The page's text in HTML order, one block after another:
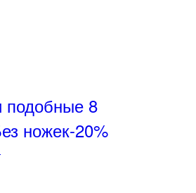
подобные 8
ножек-20%